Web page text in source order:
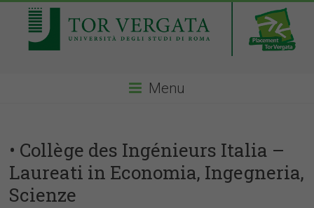
Menu
• Collège des Ingénieurs Italia –
Laureati in Economia, Ingegneria,
Scienze